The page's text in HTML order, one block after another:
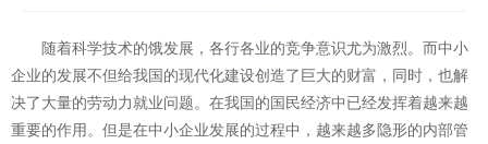
随着科学技术的饿发展，各行各业的竞争意识尤为激烈。而中小
企业的发展不但给我国的现代化建设创造了巨大的财富，同时，也解
决了大量的劳动力就业问题。在我国的国民经济中已经发挥着越来越
重要的作用。但是在中小企业发展的过程中，越来越多隐形的内部管